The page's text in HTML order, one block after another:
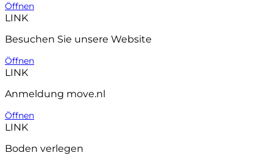
Öffnen
LINK
Besuchen Sie unsere Website
Öffnen
LINK
Anmeldung move.nl
Öffnen
LINK
Boden verlegen